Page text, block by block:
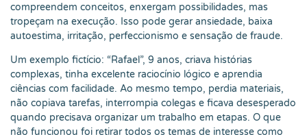
compreendem conceitos, enxergam possibilidades, mas
tropeçam na execução. Isso pode gerar ansiedade, baixa
autoestima, irritação, perfeccionismo e sensação de fraude.
Um exemplo fictício: “Rafael”, 9 anos, criava histórias
complexas, tinha excelente raciocínio lógico e aprendia
ciências com facilidade. Ao mesmo tempo, perdia materiais,
não copiava tarefas, interrompia colegas e ficava desesperado
quando precisava organizar um trabalho em etapas. O que
não funcionou foi retirar todos os temas de interesse como